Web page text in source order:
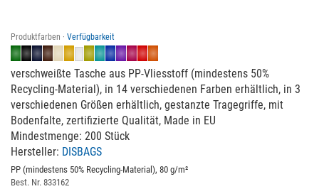
Produktfarben · Verfügbarkeit
verschweißte Tasche aus PP-Vliesstoff (mindestens 50%
Recycling-Material), in 14 verschiedenen Farben erhältlich, in 3
verschiedenen Größen erhältlich, gestanzte Tragegriffe, mit
Bodenfalte, zertifizierte Qualität, Made in EU
Mindestmenge: 200 Stück
Hersteller: DISBAGS
PP (mindestens 50% Recycling-Material), 80 g/m²
Best. Nr. 833162